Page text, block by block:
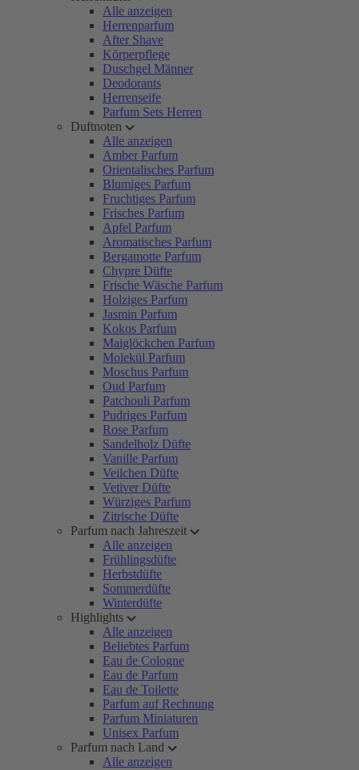
Alle anzeigen
Herrenparfum
After Shave
Körperpflege
Duschgel Männer
Deodorants
Herrenseife
Parfum Sets Herren
Duftnoten
Alle anzeigen
Amber Parfum
Orientalisches Parfum
Blumiges Parfum
Fruchtiges Parfum
Frisches Parfum
Apfel Parfum
Aromatisches Parfum
Bergamotte Parfum
Chypre Düfte
Frische Wäsche Parfum
Holziges Parfum
Jasmin Parfum
Kokos Parfum
Maiglöckchen Parfum
Molekül Parfum
Moschus Parfum
Oud Parfum
Patchouli Parfum
Pudriges Parfum
Rose Parfum
Sandelholz Düfte
Vanille Parfum
Veilchen Düfte
Vetiver Düfte
Würziges Parfum
Zitrische Düfte
Parfum nach Jahreszeit
Alle anzeigen
Frühlingsdüfte
Herbstdüfte
Sommerdüfte
Winterdüfte
Highlights
Alle anzeigen
Beliebtes Parfum
Eau de Cologne
Eau de Parfum
Eau de Toilette
Parfum auf Rechnung
Parfum Miniaturen
Unisex Parfum
Parfum nach Land
Alle anzeigen